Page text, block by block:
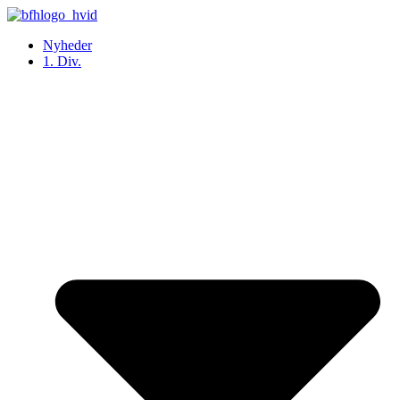
Videre
indholdNyheder
1. Div.